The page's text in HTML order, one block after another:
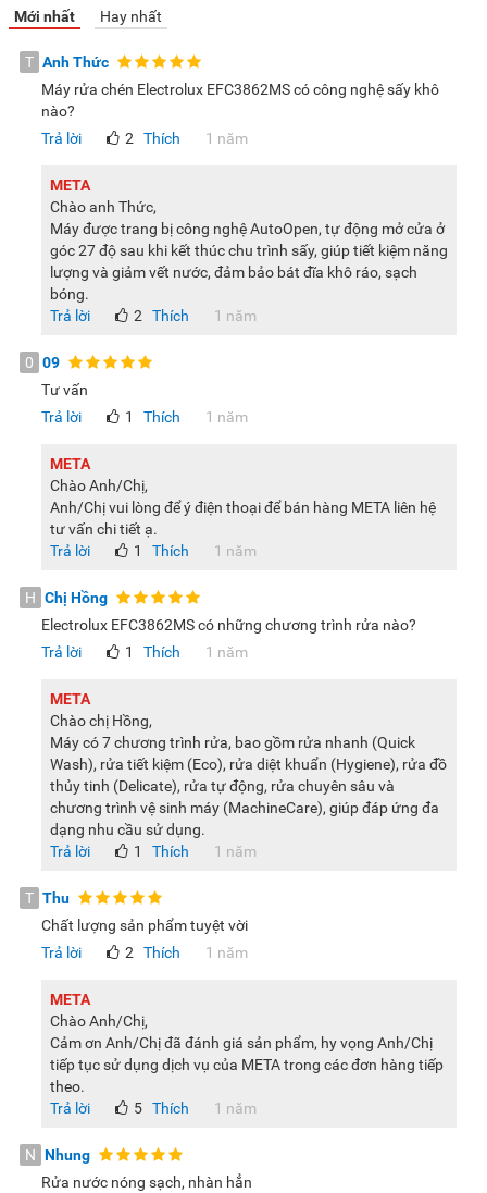
giúp bảo vệ máy và đảm bảo máy hoạt động ổn định qua
Lưu ý:Hình ảnh sản phẩm chỉ có tính chất minh họa, chi tiết
sản phẩm, màu sắc, thiết kế và thông số kỹ thuật có thể thay
đổi tùy theo sản phẩm thực tế mà không cần thông báo
Mới nhất Hay nhất
T Anh Thức
Máy rửa chén Electrolux EFC3862MS có công nghệ sấy khô
nào?
Trả lời
Thích
2 1 năm
META
Chào anh Thức,
Máy được trang bị công nghệ AutoOpen, tự động mở cửa ở
góc 27 độ sau khi kết thúc chu trình sấy, giúp tiết kiệm năng
lượng và giảm vết nước, đảm bảo bát đĩa khô ráo, sạch
bóng.
Trả lời
Thích
2 1 năm
0 09
Tư vấn
Trả lời
Thích
1 1 năm
META
Chào Anh/Chị,
Anh/Chị vui lòng để ý điện thoại để bán hàng META liên hệ
tư vấn chi tiết ạ.
Trả lời
Thích
1 1 năm
H Chị Hồng
Electrolux EFC3862MS có những chương trình rửa nào?
Trả lời
Thích
1 1 năm
META
Chào chị Hồng,
Máy có 7 chương trình rửa, bao gồm rửa nhanh (Quick
Wash), rửa tiết kiệm (Eco), rửa diệt khuẩn (Hygiene), rửa đồ
thủy tinh (Delicate), rửa tự động, rửa chuyên sâu và
chương trình vệ sinh máy (MachineCare), giúp đáp ứng đa
dạng nhu cầu sử dụng.
Trả lời
Thích
1 1 năm
T Thu
Chất lượng sản phẩm tuyệt vời
Trả lời
Thích
2 1 năm
META
Chào Anh/Chị,
Cảm ơn Anh/Chị đã đánh giá sản phẩm, hy vọng Anh/Chị
tiếp tục sử dụng dịch vụ của META trong các đơn hàng tiếp
theo.
Trả lời
Thích
5 1 năm
N Nhung
Rửa nước nóng sạch, nhàn hẳn